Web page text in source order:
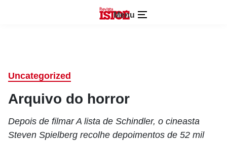
Menu
Uncategorized
Arquivo do horror
Depois de filmar A lista de Schindler, o cineasta
Steven Spielberg recolhe depoimentos de 52 mil